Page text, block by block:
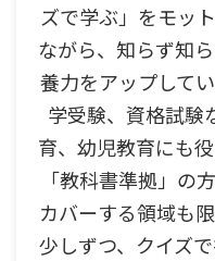
ズで学ぶ」をモッ
ながら、知らず知
養力をアップして
学受験、資格試験
育、幼児教育にも
「教科書準拠」の
カバーする領域も
少しずつ、クイズ